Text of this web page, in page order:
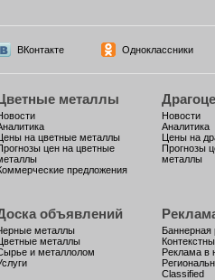
ВКонтакте Одноклассники
металлы
на цветные металлы
цен на цветные
предложения
Новости
Аналитика
Цены на
Прогнозы
металлы
объявлений
металлы
металлы
и металлолом
Баннерная
Реклама в
Classified